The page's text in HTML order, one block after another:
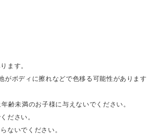
ます。
ボディに擦れなどで色移る可能性がありま
齢未満のお子様に与えないでください。
ださい。
ないでください。